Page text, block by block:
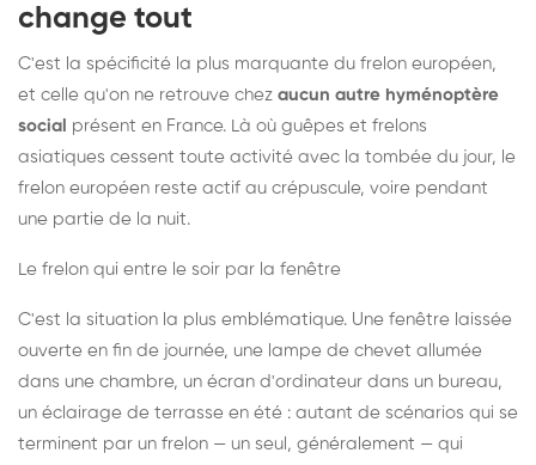
change tout
C'est la spécificité la plus marquante du frelon européen,
et celle qu'on ne retrouve chez aucun autre hyménoptère
social présent en France. Là où guêpes et frelons
asiatiques cessent toute activité avec la tombée du jour, le
frelon européen reste actif au crépuscule, voire pendant
une partie de la nuit.
Le frelon qui entre le soir par la fenêtre
C'est la situation la plus emblématique. Une fenêtre laissée
ouverte en fin de journée, une lampe de chevet allumée
dans une chambre, un écran d'ordinateur dans un bureau,
un éclairage de terrasse en été : autant de scénarios qui se
terminent par un frelon — un seul, généralement — qui